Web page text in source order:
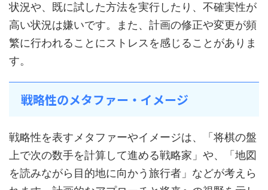
状況や、既に試した方法を実行したり、不確実性が
高い状況は嫌いです。また、計画の修正や変更が頻
繁に行われることにストレスを感じることがありま
す。
戦略性のメタファー・イメージ
戦略性を表すメタファーやイメージは、「将棋の盤
上で次の数手を計算して進める戦略家」や、「地図
を読みながら目的地に向かう旅行者」などが考えら